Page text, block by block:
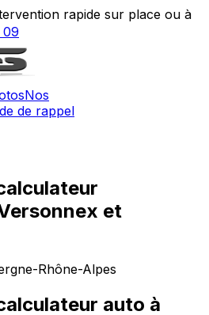
rapide sur place ou à
Nos
de rappel
et
Rhône-Alpes
auto à